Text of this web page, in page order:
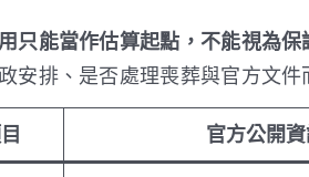
只能當作估算起點，不能視為
安排、是否處理喪葬與官方文件
官方公開